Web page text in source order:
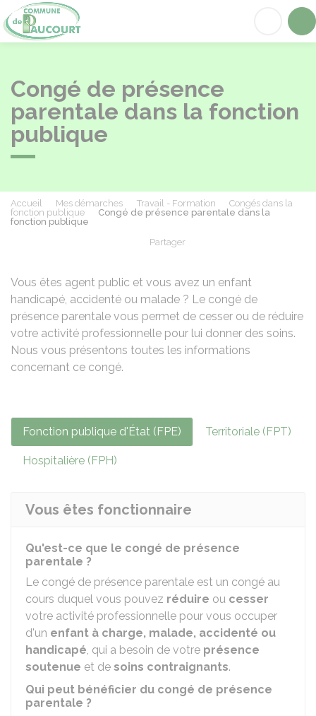
Congé de présence
parentale dans la fonction
publique
Accueil Mes démarches Travail - Formation
Congés dans la
fonction publique
Congé de présence parentale dans la
fonction publique
Partager
Vous êtes agent public et vous avez un enfant
handicapé, accidenté ou malade ? Le congé de
présence parentale vous permet de cesser ou de réduire
votre activité professionnelle pour lui donner des soins.
Nous vous présentons toutes les informations
concernant ce congé.
Fonction publique d'État (FPE) Territoriale (FPT)
Hospitalière (FPH)
Vous êtes fonctionnaire
Qu'est-ce que le congé de présence
parentale ?
Le congé de présence parentale est un congé au
cours duquel vous pouvez réduire ou cesser
votre activité professionnelle pour vous occuper
d'un enfant à charge, malade, accidenté ou
handicapé, qui a besoin de votre présence
soutenue et de soins contraignants.
Qui peut bénéficier du congé de présence
parentale ?